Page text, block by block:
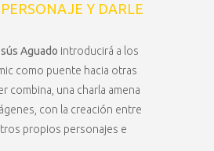
Y DARLE
Aguado introducirá a los
como puente hacia otras
combina, una charla amena
con la creación entre
propios personajes e